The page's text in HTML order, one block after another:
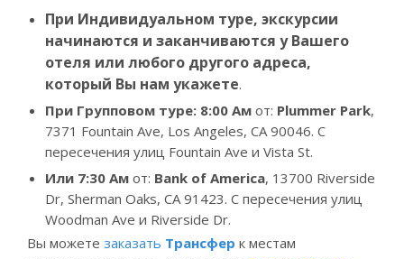
При Индивидуальном туре, экскурсии
начинаются и заканчиваются у Вашего
отеля или любого другого адреса,
который Вы нам укажете.
При Групповом туре: 8:00 Ам от: Plummer Park,
7371 Fountain Ave, Los Angeles, CA 90046. С
пересечения улиц Fountain Ave и Vista St.
Или 7:30 Ам от: Bank of America, 13700 Riverside
Dr, Sherman Oaks, CA 91423. С пересечения улиц
Woodman Ave и Riverside Dr.
Вы можете заказать Трансфер к местам